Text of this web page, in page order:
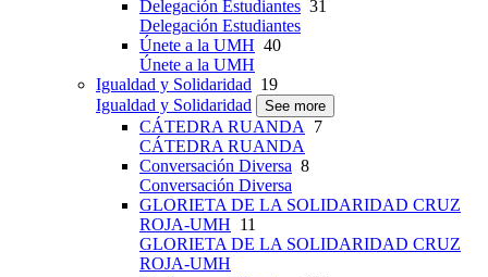
Delegación Estudiantes 31
Delegación Estudiantes
Únete a la UMH 40
Únete a la UMH
Igualdad y Solidaridad 19
Igualdad y Solidaridad
See more
CÁTEDRA RUANDA
7
CÁTEDRA RUANDA
Conversación Diversa 8
Conversación Diversa
GLORIETA DE LA SOLIDARIDAD CRUZ
ROJA-UMH 11
GLORIETA DE LA SOLIDARIDAD CRUZ
ROJA-UMH